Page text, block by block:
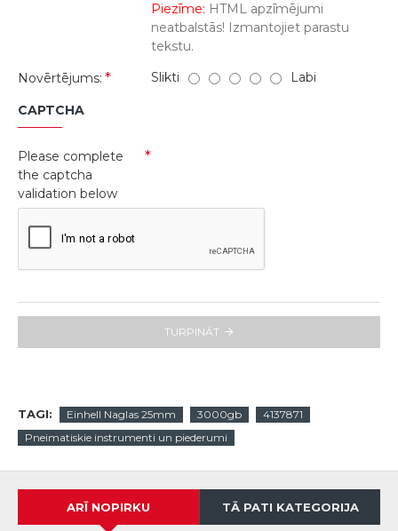
Piezīme: HTML apzīmējumi
neatbalstās! Izmantojiet parastu
tekstu.
Novērtējums:
Slikti Labi
CAPTCHA
Please complete
the captcha
validation below
TURPINĀT
TAGI: Einhell Naglas 25mm 3000gb
4137871
Pneimatiskie instrumenti un piederumi
ARĪ NOPIRKU TĀ PATI KATEGORIJA